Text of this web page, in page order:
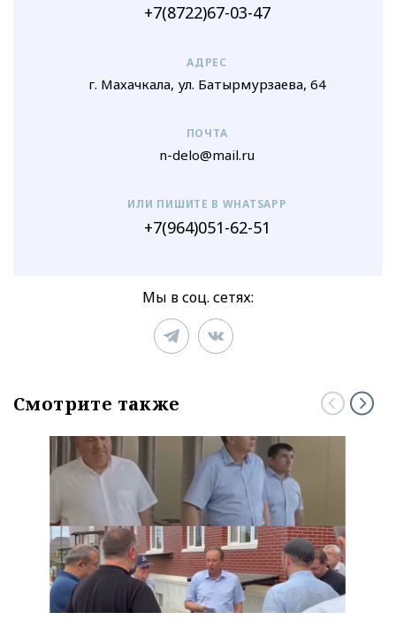
+7(8722)67-03-47
АДРЕС
г. Махачкала, ул. Батырмурзаева, 64
ПОЧТА
n-delo@mail.ru
ИЛИ ПИШИТЕ В WHATSAPP
+7(964)051-62-51
Мы в соц. сетях:
Смотрите также